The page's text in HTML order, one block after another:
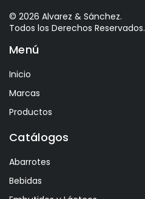
Astrales
Avelina
Ayala
Azevedo
Bacalarico
Badia
© 2026 Alvarez & Sánchez.
Todos los Derechos Reservados.
Menú
Inicio
Marcas
Productos
Catálogos
Abarrotes
Bebidas